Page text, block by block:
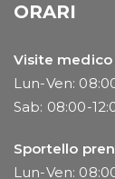
ORARI
Visite
Lun-Ven:
Sab: 08:00-
Sportello
Lun-Ven: